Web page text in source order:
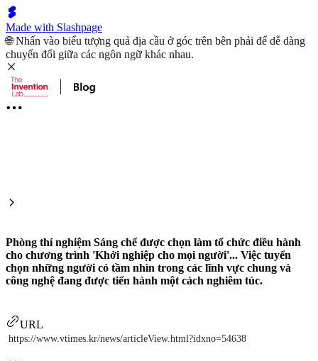
Made with Slashpage
🌐 Nhấn vào biểu tượng quả địa cầu ở góc trên bên phải để dễ dàng
chuyển đổi giữa các ngôn ngữ khác nhau.
Phòng thí nghiệm Sáng chế được chọn làm tổ chức điều hành
cho chương trình 'Khởi nghiệp cho mọi người'... Việc tuyển
chọn những người có tầm nhìn trong các lĩnh vực chung và
công nghệ đang được tiến hành một cách nghiêm túc.
URL
https://www.vtimes.kr/news/articleView.html?idxno=54638